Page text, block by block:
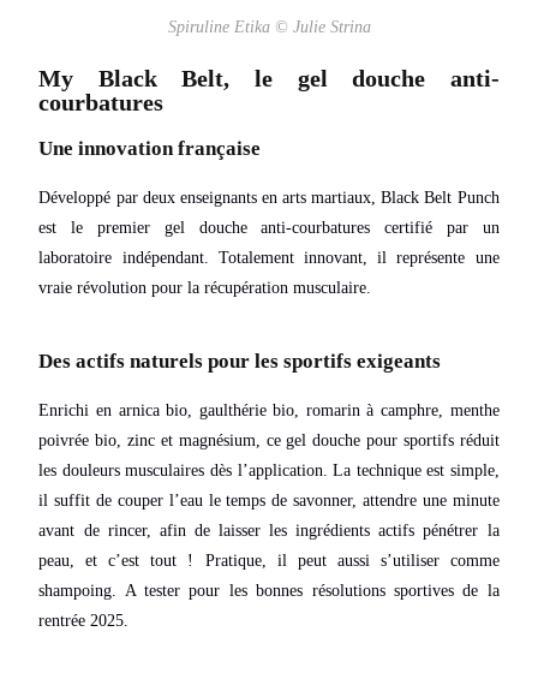
Spiruline Etika © Julie Strina
My Black Belt, le gel douche anti-
courbatures
Une innovation française
Développé par deux enseignants en arts martiaux, Black Belt Punch
est le premier gel douche anti-courbatures certifié par un
laboratoire indépendant. Totalement innovant, il représente une
vraie révolution pour la récupération musculaire.
Des actifs naturels pour les sportifs exigeants
Enrichi en arnica bio, gaulthérie bio, romarin à camphre, menthe
poivrée bio, zinc et magnésium, ce gel douche pour sportifs réduit
les douleurs musculaires dès l’application. La technique est simple,
il suffit de couper l’eau le temps de savonner, attendre une minute
avant de rincer, afin de laisser les ingrédients actifs pénétrer la
peau, et c’est tout ! Pratique, il peut aussi s’utiliser comme
shampoing. A tester pour les bonnes résolutions sportives de la
rentrée 2025.